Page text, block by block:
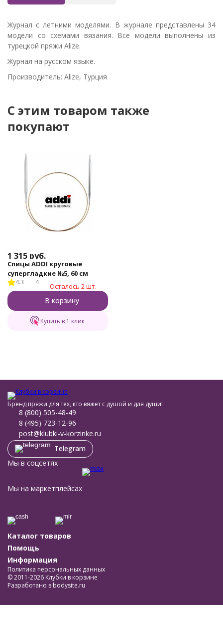
Журнал с летними моделями. В журнале представлены 34
модели со схемами вязания. Все модели выполнены из
турецкой пряжи Alize.
Журнал на русском языке.
Производитель: Аlize, Турция
C этим товаром также
покупают
1 315 руб.
Спицы ADDI круговые
супергладкие №5, 60 см
4.3 4 Осталось 2 шт.
В корзину
Купить в 1 клик
Бренд пряжи для тех, кто вяжет с душой и для души!
8 (800) 505-48-49
8 (495) 723-12-96
post@klubki-v-korzinke.ru
Telegram
Мы в соцсетях
Мы на маркетплейсах
Каталог товаров
Помощь
Информация
Политика персональных данных
© 2011-2026 Клубки в корзине
Разработано в bodysite.ru